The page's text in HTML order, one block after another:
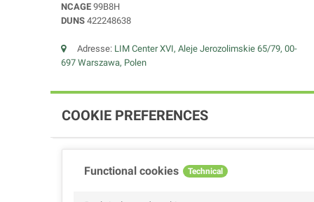
NCAGE 99B8H
DUNS 422248638
Adresse: LIM Center XVI, Aleje Jerozolimskie 65/79, 00-
697 Warszawa, Polen
COOKIE PREFERENCES
Functional cookies Technical